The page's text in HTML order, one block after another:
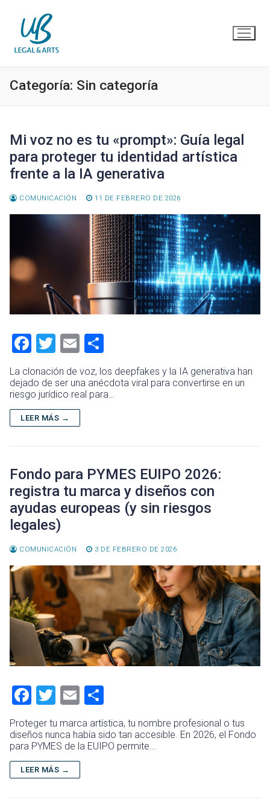
contenido
Categoría: Sin categoría
Mi voz no es tu «prompt»: Guía legal
para proteger tu identidad artística
frente a la IA generativa
COMUNICACIÓN 11 DE FEBRERO DE 2026
F
ce
b
o
T
wi
tt
er
E
ai
l
m
p
La clonación de voz, los deepfakes y la IA generativa han
dejado de ser una anécdota viral para convertirse en un
riesgo jurídico real para…
LEER MÁS →
Fondo para PYMES EUIPO 2026:
registra tu marca y diseños con
ayudas europeas (y sin riesgos
legales)
COMUNICACIÓN 3 DE FEBRERO DE 2026
F
ce
b
o
T
tt
er
E
ai
l
o
m
p
Proteger tu marca artística, tu nombre profesional o tus
diseños nunca había sido tan accesible. En 2026, el Fondo
para PYMES de la EUIPO permite…
LEER MÁS →